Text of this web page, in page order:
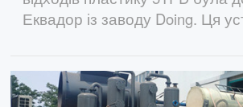
Еквадор із заводу Doing. Ця
створити значні економічні